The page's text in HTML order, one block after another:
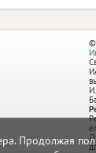
Продолжая